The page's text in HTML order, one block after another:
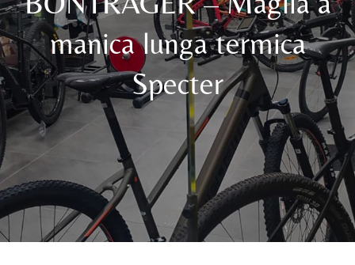
Abbigliamento
Alimentazione
News
manica lunga termica
Specter